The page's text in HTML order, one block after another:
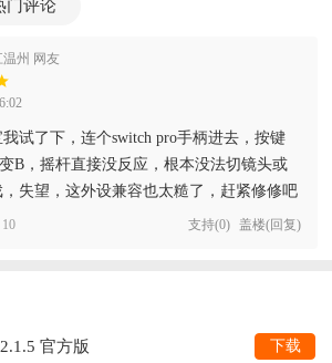
门评论
温州 网友
试了下，连个switch pro手柄进去，按键
B，摇杆直接没反应，根本没法切镜头或
失望，这外设兼容也太糙了，赶紧修修吧
支持(0) 盖楼(回复)
官方版 下载